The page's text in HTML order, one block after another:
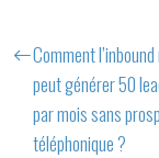
Comment
peut générer 50
par mois sans
téléphonique ?